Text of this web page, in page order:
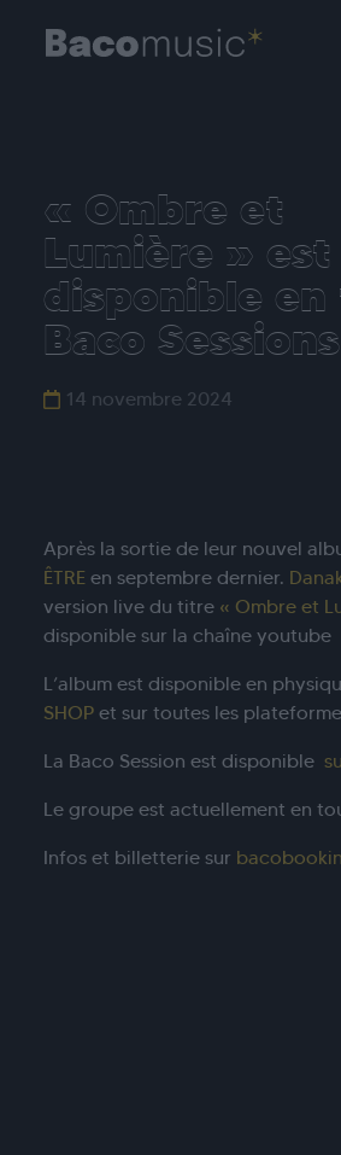
« Ombre et
Lumière » est
disponible
Baco
14 novembre 2024
Après la sortie de leur nouvel
ÊTREen septembre dernier.
version live du titre « Ombre et
disponible sur la chaîne youtube
L’album est disponible en
SHOPet sur toutes les
La Baco Session est disponible
Le groupe est actuellement en
Infos et billetterie sur